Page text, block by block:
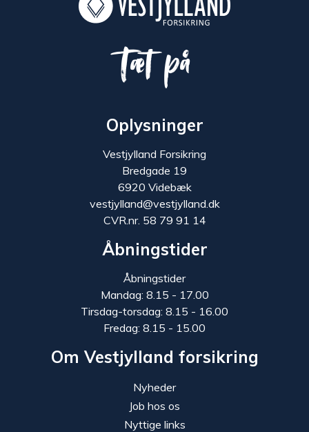
Tæt på
Oplysninger
Vestjylland Forsikring
Bredgade 19
6920 Videbæk
vestjylland@vestjylland.dk
CVR.nr. 58 79 91 14
Åbningstider
Åbningstider
Mandag: 8.15 - 17.00
Tirsdag-torsdag: 8.15 - 16.00
Fredag: 8.15 - 15.00
Om Vestjylland forsikring
Nyheder
Job hos os
Nyttige links